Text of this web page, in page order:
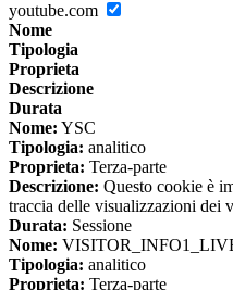
youtube.com
Nome
Tipologia
Proprieta
Descrizione
Durata
Nome: YSC
Tipologia: analitico
Proprieta: Terza-parte
Descrizione: Questo cookie è
traccia delle visualizzazioni dei
Durata: Sessione
Nome:
Tipologia: analitico
Proprieta: Terza-parte